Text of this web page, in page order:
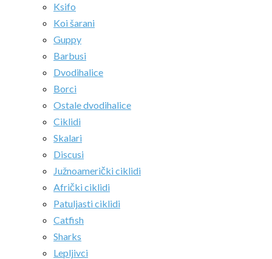
Ksifo
Koi šarani
Guppy
Barbusi
Dvodihalice
Borci
Ostale dvodihalice
Ciklidi
Skalari
Discusi
Južnoamerički ciklidi
Afrički ciklidi
Patuljasti ciklidi
Catfish
Sharks
Lepljivci